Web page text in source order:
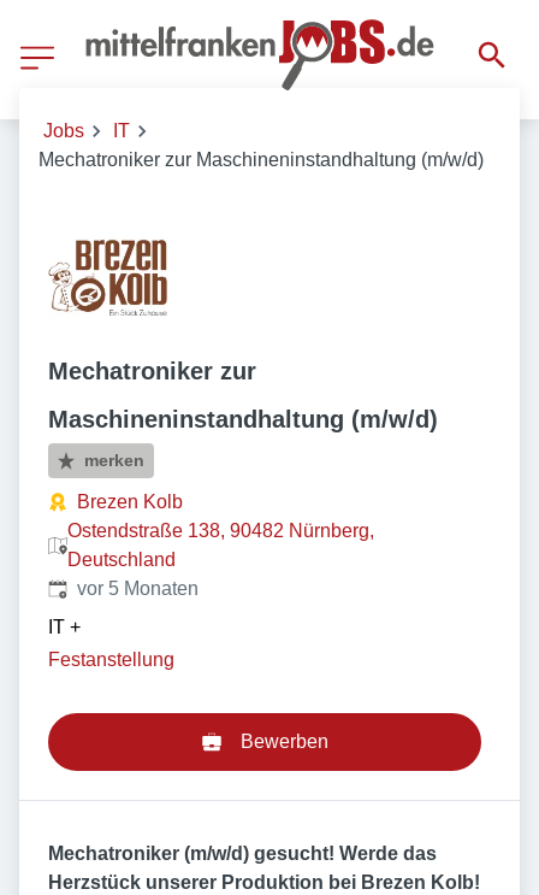
Jobs
IT
Mechatroniker zur Maschineninstandhaltung (m/w/d)
Mechatroniker zur
Maschineninstandhaltung (m/w/d)
merken
Brezen Kolb
Ostendstraße 138, 90482 Nürnberg,
Deutschland
Veröffentlicht:
vor 5 Monaten
IT +
Festanstellung
Bewerben
Mechatroniker (m/w/d) gesucht! Werde das
Herzstück unserer Produktion bei Brezen Kolb!